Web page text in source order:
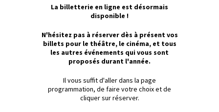
La billetterie en ligne est désormais
disponible !
N'hésitez pas à réserver dès à présent vos
billets pour le théâtre, le cinéma, et tous
les autres événements qui vous sont
proposés durant l'année.
Il vous suffit d'aller dans la page
programmation, de faire votre choix et de
cliquer sur réserver.